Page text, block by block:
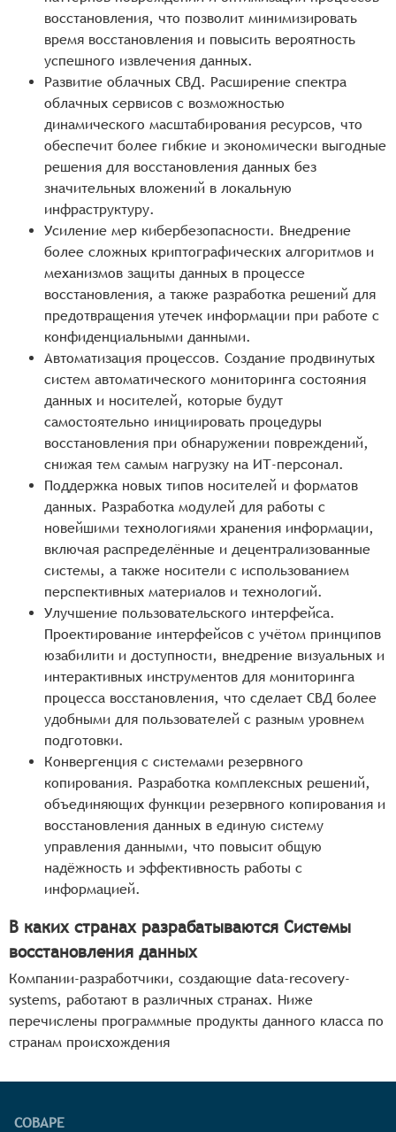
восстановления, что позволит минимизировать
время восстановления и повысить вероятность
успешного извлечения данных.
Развитие облачных СВД. Расширение спектра
облачных сервисов с возможностью
динамического масштабирования ресурсов, что
обеспечит более гибкие и экономически выгодные
решения для восстановления данных без
значительных вложений в локальную
инфраструктуру.
Усиление мер кибербезопасности. Внедрение
более сложных криптографических алгоритмов и
механизмов защиты данных в процессе
восстановления, а также разработка решений для
предотвращения утечек информации при работе с
конфиденциальными данными.
Автоматизация процессов. Создание продвинутых
систем автоматического мониторинга состояния
данных и носителей, которые будут
самостоятельно инициировать процедуры
восстановления при обнаружении повреждений,
снижая тем самым нагрузку на ИТ-персонал.
Поддержка новых типов носителей и форматов
данных. Разработка модулей для работы с
новейшими технологиями хранения информации,
включая распределённые и децентрализованные
системы, а также носители с использованием
перспективных материалов и технологий.
Улучшение пользовательского интерфейса.
Проектирование интерфейсов с учётом принципов
юзабилити и доступности, внедрение визуальных и
интерактивных инструментов для мониторинга
процесса восстановления, что сделает СВД более
удобными для пользователей с разным уровнем
подготовки.
Конвергенция с системами резервного
копирования. Разработка комплексных решений,
объединяющих функции резервного копирования и
восстановления данных в единую систему
управления данными, что повысит общую
надёжность и эффективность работы с
информацией.
В каких странах разрабатываются Системы
восстановления данных
Компании-разработчики, создающие data-recovery-
systems, работают в различных странах. Ниже
перечислены программные продукты данного класса по
странам происхождения
СОВАРЕ